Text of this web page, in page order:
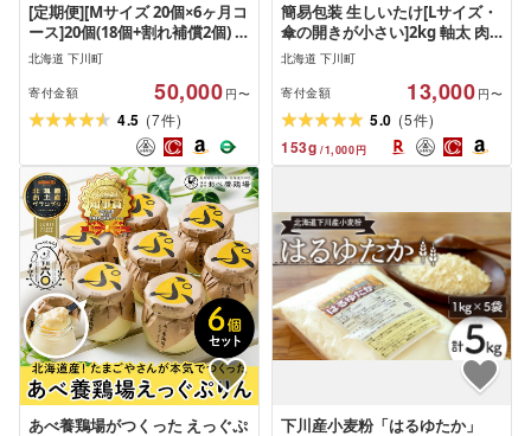
[定期便][Mサイズ 20個×6ヶ月コ
ース]20個(18個+割れ補償2個) 安
心・安全な『下川六〇酵素卵』
を毎日の食卓に! 下川ろくまる
あべ養鶏場 割れ補償付き ブラ
ンド卵 たまご
北海道 下川町
寄付金額 50,000 円〜
4.5 (7件)
簡易包装 生しいたけ[Lサイズ・
傘の開きが小さい]2kg 軸太 肉
厚 椎茸 シイタケ 野菜 やさい 故
郷 ふるさと 納税 北海道 下川町
直径約6cm
北海道 下川町
寄付金額 13,000 円〜
5.0 (5件)
153g /1,000円
あべ養鶏場がつくった えっぐぷ
下川産小麦粉「はるゆたか」